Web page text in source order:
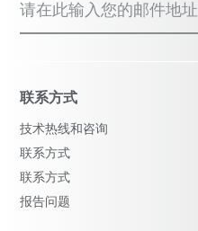
请在此输入您的邮件地址
联系方式
技术热线和咨询
联系方式
联系方式
报告问题